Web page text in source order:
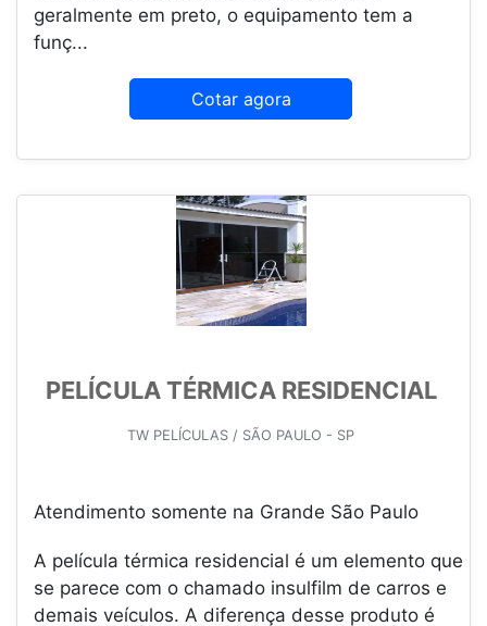
geralmente em preto, o equipamento tem a
funç...
Cotar agora
PELÍCULA TÉRMICA RESIDENCIAL
TW PELÍCULAS / SÃO PAULO - SP
Atendimento somente na Grande São Paulo
A película térmica residencial é um elemento que
se parece com o chamado insulfilm de carros e
demais veículos. A diferença desse produto é